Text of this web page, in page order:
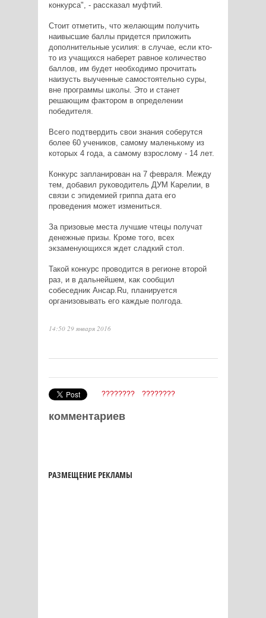
конкурса", - рассказал муфтий.
Стоит отметить, что желающим получить
наивысшие баллы придется приложить
дополнительные усилия: в случае, если кто-
то из учащихся наберет равное количество
баллов, им будет необходимо прочитать
наизусть выученные самостоятельно суры,
вне программы школы. Это и станет
решающим фактором в определении
победителя.
Всего подтвердить свои знания соберутся
более 60 учеников, самому маленькому из
которых 4 года, а самому взрослому - 14 лет.
Конкурс запланирован на 7 февраля. Между
тем, добавил руководитель ДУМ Карелии, в
связи с эпидемией гриппа дата его
проведения может измениться.
За призовые места лучшие чтецы получат
денежные призы. Кроме того, всех
экзаменующихся ждет сладкий стол.
Такой конкурс проводится в регионе второй
раз, и в дальнейшем, как сообщил
собеседник Ансар.Ru, планируется
организовывать его каждые полгода.
14:50 29 января 2016
???????? ????????
комментариев
РАЗМЕЩЕНИЕ РЕКЛАМЫ